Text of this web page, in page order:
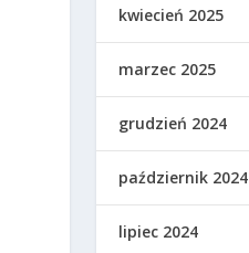
kwiecień 2025
marzec 2025
grudzień 2024
październik 2024
lipiec 2024